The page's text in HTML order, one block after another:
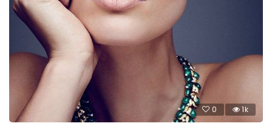
0 1k